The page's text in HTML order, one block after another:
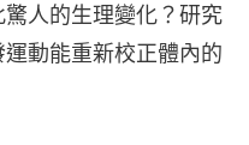
人的生理變化？研究
動能重新校正體內的